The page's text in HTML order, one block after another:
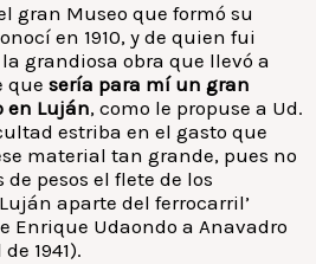
gran Museo que formó su
en 1910, y de quien fui
grandiosa obra que llevó a
que sería para mí un gran
en Luján, como le propuse a Ud.
estriba en el gasto que
material tan grande, pues no
pesos el flete de los
aparte del ferrocarril’
Enrique Udaondo a Anavadro
1941).